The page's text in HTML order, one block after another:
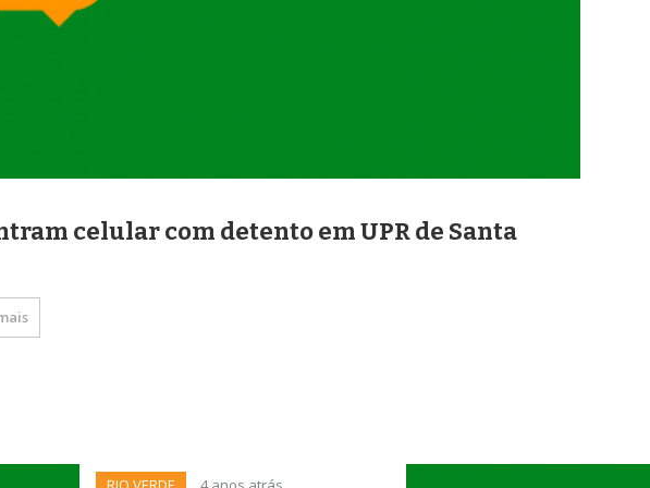
celular com detento em UPR de Santa